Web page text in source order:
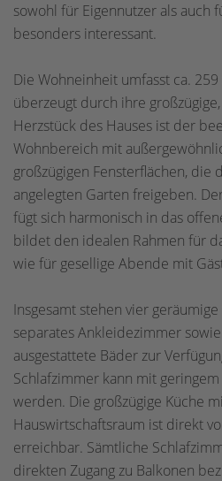
sowohl für Eigennutzer als auch
besonders interessant.
Die Wohneinheit umfasst ca.
überzeugt durch ihre
Herzstück des Hauses ist der
Wohnbereich mit
großzügigen Fensterflächen, die
angelegten Garten freigeben.
fügt sich harmonisch in das
bildet den idealen Rahmen für
wie für gesellige Abende mit
Insgesamt stehen vier
separates Ankleidezimmer
ausgestattete Bäder zur
Schlafzimmer kann mit
werden. Die großzügige Küche
Hauswirtschaftsraum ist direkt
erreichbar. Sämtliche
direkten Zugang zu Balkonen